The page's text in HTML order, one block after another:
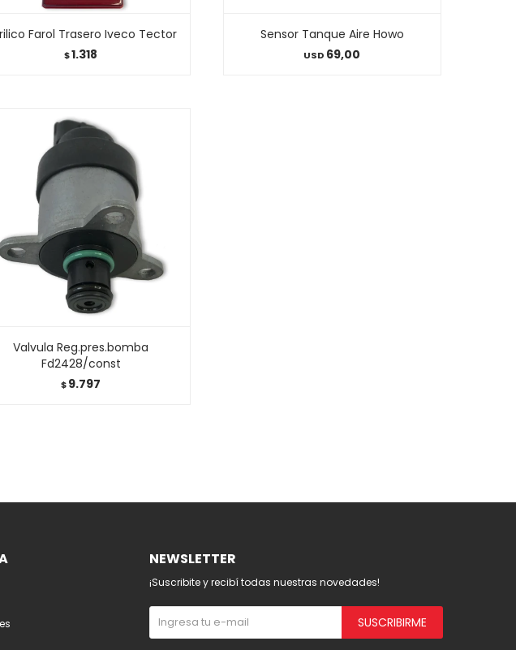
Farol Trasero Iveco Tector
$1.318
Sensor Tanque Aire Howo
USD 69,00
Valvula Reg.pres.bomba
Fd2428/const
$9.797
NEWSLETTER
¡Suscribite y recibí todas nuestras novedades!
SUSCRIBIRME